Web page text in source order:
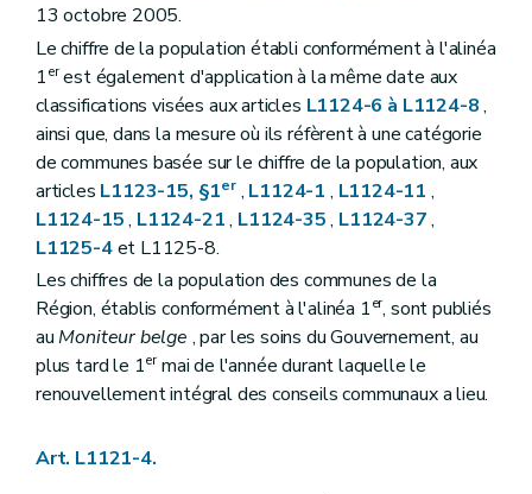
Titre IV
Chapitre unique
Art. L1141-1
Art. L1141-2
Art. L1141-3
Art. L1141-4
Art. L1141-5
Art. L1141-6
Art. L1141-7
Art. L1141-8
Art. L1141-9
Art. L1142-10
Art. L1142-11
Art. L1142-12
Livre II Administration de la commune
Titre premier Le personnel communal
Chapitre premier
Dispositions générales
Art. L1211-1
Art. L1212-1
13 octobre 2005.
Le chiffre de la population établi conformément à l'alinéa
1erest également d'application à la même date aux
classifications visées aux articles L1124-6 à L1124-8,
ainsi que, dans la mesure où ils réfèrent à une catégorie
de communes basée sur le chiffre de la population, aux
articles L1123-15, §1er, L1124-1 , L1124-11 ,
L1124-15, L1124-21, L1124-35, L1124-37,
L1125-4et L1125-8.
Les chiffres de la population des communes de la
Région, établis conformément à l'alinéa 1er, sont publiés
auMoniteur belge , par les soins du Gouvernement, au
plus tard le 1ermai de l'année durant laquelle le
renouvellement intégral des conseils communaux a lieu.
Art. L1121-4.